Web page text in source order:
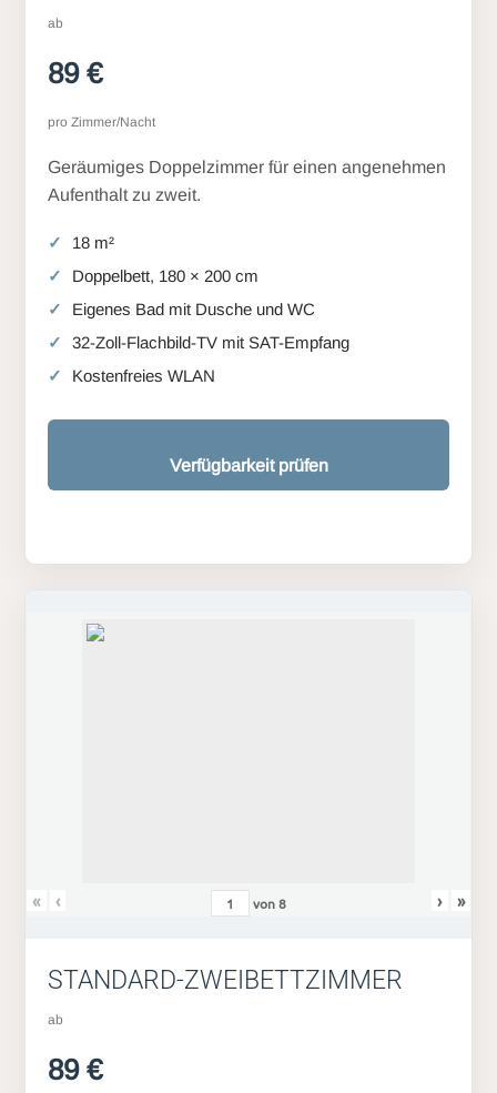
ab
89 €
pro Zimmer/Nacht
Geräumiges Doppelzimmer für einen angenehmen
Aufenthalt zu zweit.
18 m²
Doppelbett, 180 × 200 cm
Eigenes Bad mit Dusche und WC
32-Zoll-Flachbild-TV mit SAT-Empfang
Kostenfreies WLAN
Verfügbarkeit prüfen
« ‹ von8 › »
STANDARD-ZWEIBETTZIMMER
ab
89 €